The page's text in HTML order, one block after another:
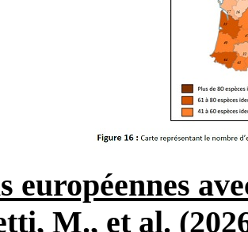
européennes
M., et al.